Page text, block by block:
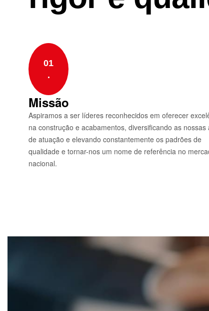
01
.
Missão
Aspiramos a ser líderes reconhecidos em oferecer
na construção e acabamentos, diversificando as nossas
de atuação e elevando constantemente os padrões de
qualidade e tornar-nos um nome de referência no
nacional.